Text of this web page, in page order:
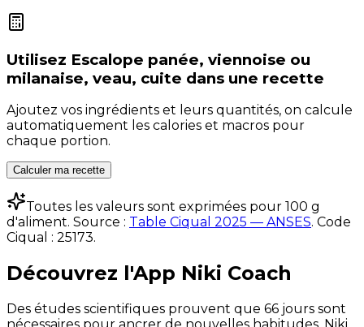
Utilisez Escalope panée, viennoise ou
milanaise, veau, cuite dans une recette
Ajoutez vos ingrédients et leurs quantités, on calcule
automatiquement les calories et macros pour
chaque portion.
Calculer ma recette
Toutes les valeurs sont exprimées pour 100 g
d'aliment. Source : Table Ciqual 2025 — ANSES. Code
Ciqual : 25173.
Découvrez l'App Niki Coach
Des études scientifiques prouvent que 66 jours sont